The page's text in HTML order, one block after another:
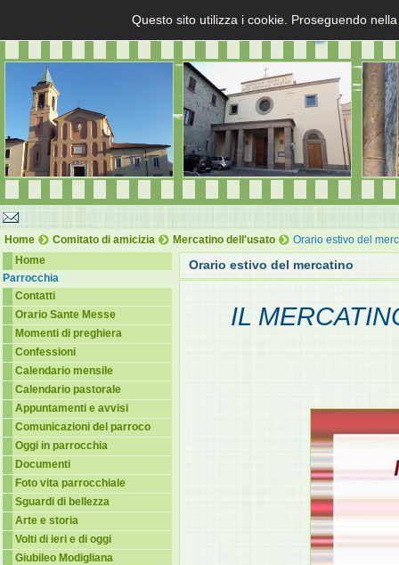
Home Comitato di amicizia Mercatino dell'usato
Orario estivo del
Home
Parrocchia
Contatti
Orario Sante Messe
Momenti di preghiera
Confessioni
Calendario mensile
Calendario pastorale
Appuntamenti e avvisi
Comunicazioni del parroco
Oggi in parrocchia
Documenti
Foto vita parrocchiale
Sguardi di bellezza
Arte e storia
Volti di ieri e di oggi
Giubileo Modigliana
Orario estivo del mercatino
IL
Questo sito utilizza i cookie. Proseguendo